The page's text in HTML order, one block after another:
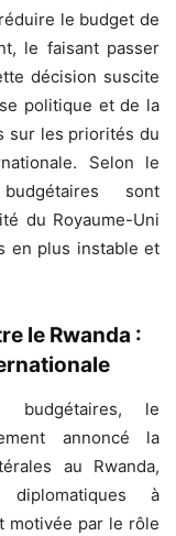
le budget de
le faisant passer
décision suscite
politique et de la
sur les priorités du
Selon le
sont
du Royaume-Uni
en plus instable et
le Rwanda :
budgétaires, le
annoncé la
au Rwanda,
diplomatiques à
motivée par le rôle